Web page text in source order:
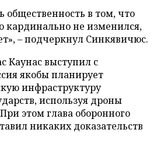
общественность в том, что
кардинально не изменился,
– подчеркнул Синкявичюс.
Каунас выступил с
якобы планирует
инфраструктуру
используя дроны
этом глава оборонного
никаких доказательств